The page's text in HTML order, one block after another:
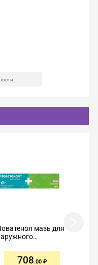
мазь для
708.00